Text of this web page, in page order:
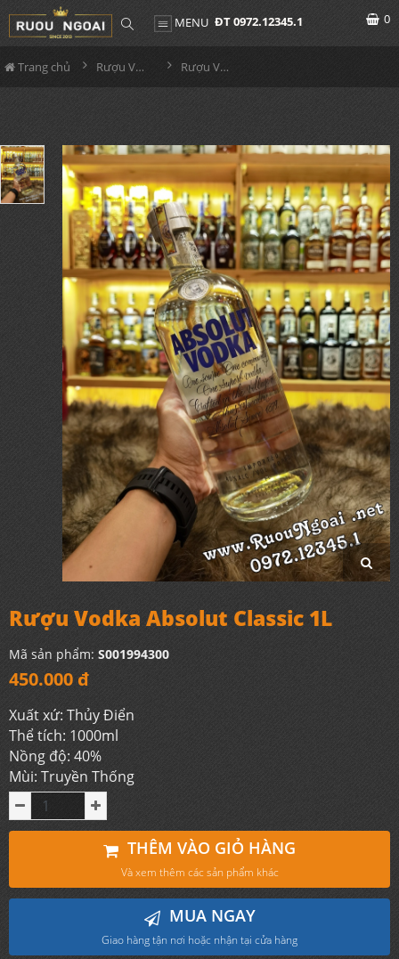
MENU ĐT 0972.12345.1 0
Trang chủ Rượu Vodka Rượu Vodka Absolut Classic 1L
Rượu Vodka Absolut Classic 1L
Mã sản phẩm: S001994300
450.000 đ
Xuất xứ: Thủy Điển
Thể tích: 1000ml
Nồng độ: 40%
Mùi: Truyền Thống
THÊM VÀO GIỎ HÀNG
Và xem thêm các sản phẩm khác
MUA NGAY
Giao hàng tận nơi hoặc nhận tại cửa hàng